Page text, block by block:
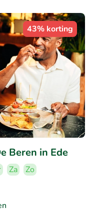
43% korting
Beren in Ede
Za
Zo